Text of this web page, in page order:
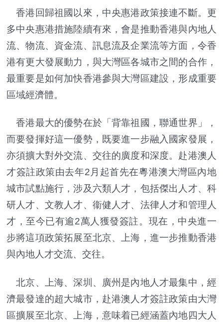
香港回歸祖國以來，中央惠港政策接連不斷。更
多中央惠港措施陸續有來，會是推動香港與內地人
流、物流、資金流、訊息流及企業流等方面，令香
港有更大發展動力，與大灣區各城市之間的合作，
最重要是如何加快香港參與大灣區建設，形成重要
區域經濟體。
香港最大的優勢在於「背靠祖國，聯通世界」，
而要發揮好這一優勢，既要進一步融入國家發展，
亦須擴大對外交流、交往的廣度和深度。赴港澳人
才簽註政策由去年2月起首先在粵港澳大灣區內地
城市試點施行，涉及六類人才，包括傑出人才、科
研人才、文教人才、衞健人才、法律人才和管理人
才，至今已有逾2萬人獲發簽註。現在，中央進一
步將這項政策拓展至北京、上海，進一步推動香港
與內地人才交流、交往。
北京、上海、深圳、廣州是內地人才最集中，經
濟最發達的超大城市，赴港澳人才簽註政策由大灣
區擴展至北京、上海，意味着已經涵蓋內地四大人